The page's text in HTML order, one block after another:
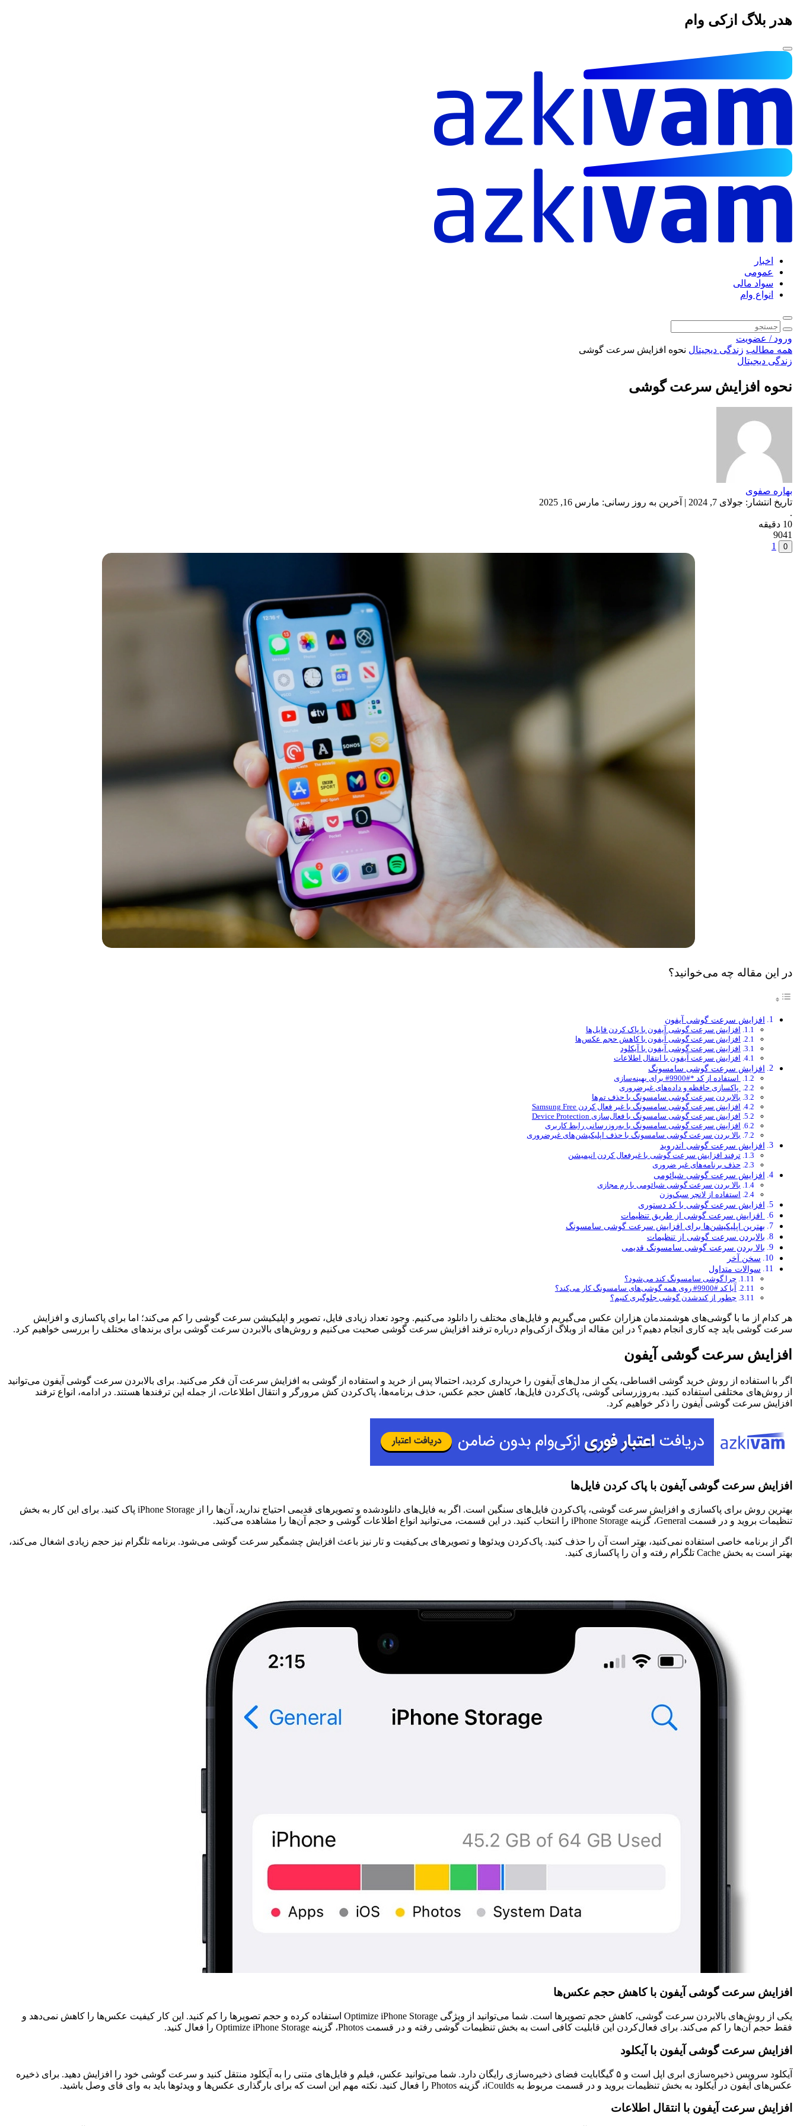
هدر بلاگ ازکی وام
اخبار
عمومی
سواد مالی
انواع وام
ورود / عضویت
همه مطالب زندگی دیجیتال نحوه افزایش سرعت گوشی
زندگی دیجیتال
نحوه افزایش سرعت گوشی
بهاره صفوی
تاریخ انتشار: جولای 7, 2024 | آخرین به روز رسانی: مارس 16, 2025
.
10 دقیقه
9041
0
1
در این مقاله چه می‌خوانید؟
افزایش سرعت گوشی آیفون
افزایش سرعت گوشی آیفون با پاک کردن فایل‌ها
افزایش سرعت گوشی آیفون با کاهش حجم عکس‌ها
افزایش سرعت گوشی آیفون با آیکلود
افزایش سرعت آیفون با انتقال اطلاعات
افزایش سرعت گوشی سامسونگ
استفاده از کد *#9900# برای بهینه‌سازی
پاکسازی حافظه و داده‌های غیرضروری
بالابردن سرعت گوشی سامسونگ با حذف تم‌‌ها
افزایش سرعت گوشی سامسونگ با غیر فعال کردن Samsung Free
افزایش سرعت گوشی سامسونگ با فعال‌سازی Device Protection
افزایش سرعت گوشی سامسونگ با به‌روزرسانی رابط کاربری
بالا بردن سرعت گوشی سامسونگ با حذف اپلیکیشن‌های غیرضروری
افزایش سرعت گوشی اندروید
ترفند افزایش سرعت گوشی با غیرفعال کردن انیمیشن
حذف برنامه‌های غیر ضروری
افزایش سرعت گوشی شیائومی
بالا بردن سرعت گوشی شیائومی با رم مجازی
استفاده از لانچر سبک‌‌وزن
افزایش سرعت گوشی با کد دستوری
افزایش سرعت گوشی از طریق تنظیمات
بهترین اپلیکیشن‌ها برای افزایش سرعت گوشی سامسونگ
بالابردن سرعت گوشی از تنظیمات
بالا بردن سرعت گوشی سامسونگ قدیمی
سخن آخر
سوالات متداول
چرا گوشی سامسونگ کند می‌شود؟
آیا کد #9900# روی همه گوشی‌های سامسونگ کار می‌کند؟
چطور از کندشدن گوشی جلوگیری کنیم؟
هر کدام از ما با گوشی‌های هوشمندمان هزاران عکس می‌گیریم و فایل‌های مختلف را دانلود می‌کنیم. وجود تعداد زیادی فایل، تصویر و اپلیکیشن سرعت گوشی را کم می‌کند؛ اما برای پاکسازی و افزایش
سرعت گوشی باید چه کاری انجام دهیم؟ در این مقاله از وبلاگ ازکی‌وام درباره ترفند افزایش سرعت گوشی صحبت می‌کنیم و روش‌های بالابردن سرعت گوشی‌ برای برندهای مختلف را بررسی خواهیم کرد.
افزایش سرعت گوشی آیفون
اگر با استفاده از روش خرید گوشی اقساطی، یکی از مدل‌های آیفون را خریداری کردید، احتمالا پس از خرید و استفاده از گوشی به افزایش سرعت آن فکر می‌کنید. برای بالابردن سرعت گوشی آیفون می‌توانید
از روش‌های مختلفی استفاده کنید. به‌روزرسانی گوشی، پاک‌کردن فایل‌ها، کاهش حجم عکس، حذف برنامه‌ها، پاک‌کردن کش مرورگر و انتقال اطلاعات، از جمله این ترفندها هستند. در ادامه، انواع ترفند
افزایش سرعت گوشی آیفون را ذکر خواهیم کرد.
افزایش سرعت گوشی آیفون با پاک کردن فایل‌ها
بهترین روش برای پاکسازی و افزایش سرعت گوشی، پاک‌کردن فایل‌های سنگین است. اگر به فایل‌های دانلودشده و تصویرهای قدیمی احتیاج ندارید، آن‌ها را از iPhone Storage پاک کنید. برای این کار به بخش
تنظیمات بروید و در قسمت General، گزینه iPhone Storage را انتخاب کنید. در این قسمت، می‌توانید انواع اطلاعات گوشی و حجم آن‌ها را مشاهده می‌کنید.
اگر از برنامه‌ خاصی استفاده نمی‌کنید، بهتر است آن را حذف کنید. پاک‌کردن ویدئوها و تصویرهای بی‌کیفیت و تار نیز باعث افزایش چشمگیر سرعت گوشی می‌شود. برنامه‌ تلگرام نیز حجم زیادی اشغال می‌کند،
بهتر است به بخش Cache تلگرام رفته و آن را پاکسازی کنید.
افزایش سرعت گوشی آیفون با کاهش حجم عکس‌ها
یکی از روش‌های بالابردن سرعت گوشی، کاهش حجم تصویرها است. شما می‌توانید از ویژگی Optimize iPhone Storage استفاده کرده و حجم تصویرها را کم کنید. این کار کیفیت عکس‌ها را کاهش نمی‌دهد و
فقط حجم آن‌ها را کم می‌کند. برای فعال‌کردن این قابلیت کافی است به بخش تنظیمات گوشی رفته و در قسمت Photos، گزینه Optimize iPhone Storage را فعال کنید.
افزایش سرعت گوشی آیفون با آیکلود
آیکلود سرویس ذخیره‌سازی ابری اپل است و ۵ گیگابایت فضای ذخیره‌سازی رایگان دارد. شما می‌توانید عکس، فیلم و فایل‌های متنی را به آیکلود منتقل کنید و سرعت گوشی خود را افزایش دهید. برای ذخیره
عکس‌های آیفون در آیکلود به بخش تنظیمات بروید و در قسمت مربوط به iCoulds، گزینه Photos را فعال کنید. نکته مهم این است که برای بارگذاری عکس‌ها و ویدئوها باید به وای فای وصل باشید.
افزایش سرعت آیفون با انتقال اطلاعات